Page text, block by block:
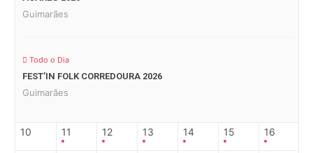
Guimarães
Todo o Dia
FEST’IN FOLK CORREDOURA 2026
Guimarães
10 11 12 13 14 15 16